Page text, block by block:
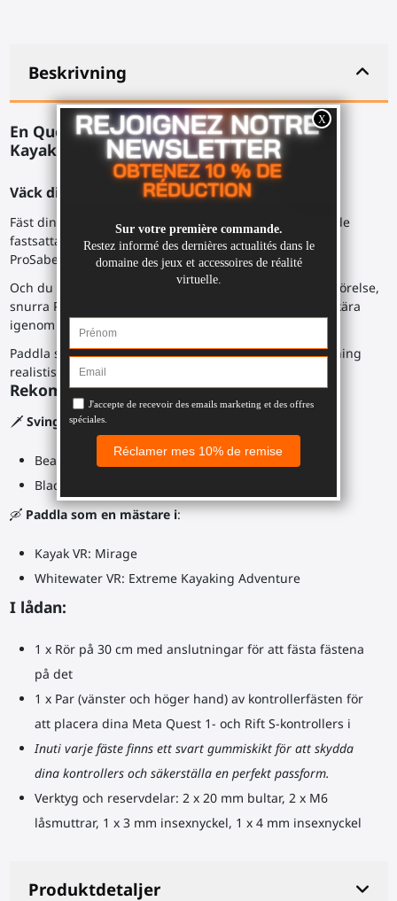
Beskrivning
En Quest 1-dubbelsabel för BeatSaber eller
Kayak VR-spel.
Väck din inre krigare.
Fäst dina Meta Quest 1- och Rift S-kontrollers stadigt i de
fastsatta fästena, med kontrollernas handledsrem runt
ProSabers armatur.
Och du är redo att släppa lös din stil i en explosion av rörelse,
snurra ProSabern i dina händer eller runt dig, för att skära
igenom kuberna.
Paddla som galen i din virtuella kajak, med en uppsättning
realistiska rörelser utan att skada dina axlar.
Rekommenderade spel:
🗡️ Svinga din ProSaber-dubbelsvärd i
Beat Saber
Blade and Sorcery
🛶 Paddla som en mästare i:
Kayak VR: Mirage
Whitewater VR: Extreme Kayaking Adventure
I lådan:
1 x Rör på 30 cm med anslutningar för att fästa fästena
på det
1 x Par (vänster och höger hand) av kontrollerfästen för
att placera dina Meta Quest 1- och Rift S-kontrollers i
Inuti varje fäste finns ett svart gummiskikt för att skydda
dina kontrollers och säkerställa en perfekt passform.
Verktyg och reservdelar: 2 x 20 mm bultar, 2 x M6
låsmuttrar, 1 x 3 mm insexnyckel, 1 x 4 mm insexnyckel
Produktdetaljer